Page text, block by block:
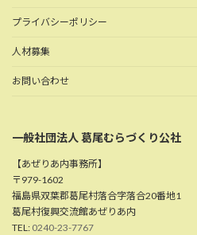
プライバシーポリシー
人材募集
お問い合わせ
一般社団法人 葛尾むらづくり公社
【あぜりあ内事務所】
〒979-1602
福島県双葉郡葛尾村落合字落合20番地1
葛尾村復興交流館あぜりあ内
TEL: 0240-23-7767